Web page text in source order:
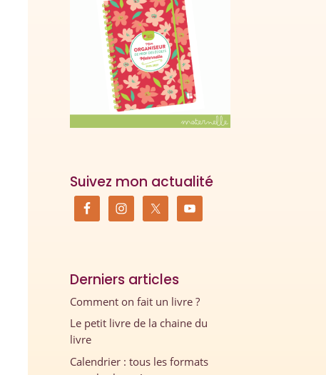
Suivez mon actualité
Derniers articles
Comment on fait un livre ?
Le petit livre de la chaine du
livre
Calendrier : tous les formats